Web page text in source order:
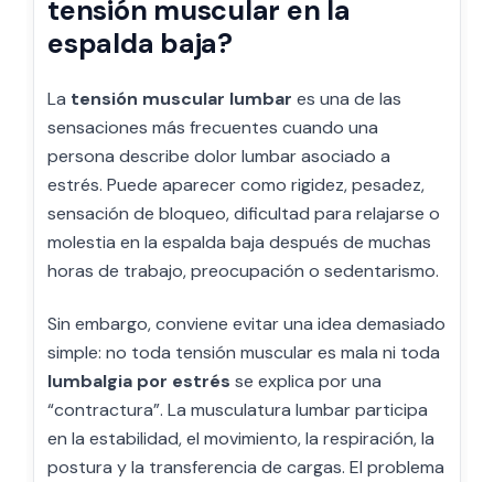
tensión muscular en la
espalda baja?
La tensión muscular lumbar es una de las
sensaciones más frecuentes cuando una
persona describe dolor lumbar asociado a
estrés. Puede aparecer como rigidez, pesadez,
sensación de bloqueo, dificultad para relajarse o
molestia en la espalda baja después de muchas
horas de trabajo, preocupación o sedentarismo.
Sin embargo, conviene evitar una idea demasiado
simple: no toda tensión muscular es mala ni toda
lumbalgia por estrés se explica por una
“contractura”. La musculatura lumbar participa
en la estabilidad, el movimiento, la respiración, la
postura y la transferencia de cargas. El problema